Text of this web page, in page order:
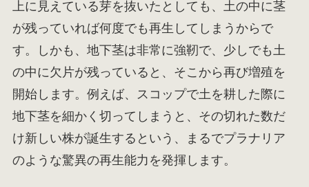
上に見えている芽を抜いたとしても、土の中に茎
が残っていれば何度でも再生してしまうからで
す。しかも、地下茎は非常に強靭で、少しでも土
の中に欠片が残っていると、そこから再び増殖を
開始します。例えば、スコップで土を耕した際に
地下茎を細かく切ってしまうと、その切れた数だ
け新しい株が誕生するという、まるでプラナリア
のような驚異の再生能力を発揮します。